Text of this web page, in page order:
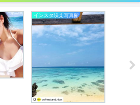
インスタ映え写真館